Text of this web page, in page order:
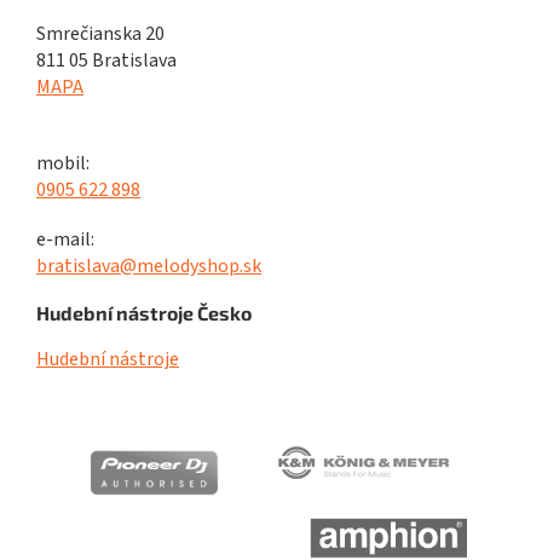
Smrečianska 20
811 05 Bratislava
MAPA
mobil:
0905 622 898
e-mail:
bratislava@melodyshop.sk
Hudební nástroje Česko
Hudební nástroje